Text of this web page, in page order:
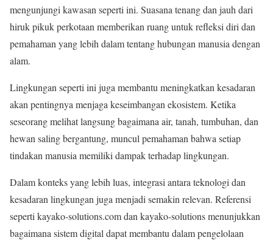
mengunjungi kawasan seperti ini. Suasana tenang dan jauh dari
hiruk pikuk perkotaan memberikan ruang untuk refleksi diri dan
pemahaman yang lebih dalam tentang hubungan manusia dengan
alam.
Lingkungan seperti ini juga membantu meningkatkan kesadaran
akan pentingnya menjaga keseimbangan ekosistem. Ketika
seseorang melihat langsung bagaimana air, tanah, tumbuhan, dan
hewan saling bergantung, muncul pemahaman bahwa setiap
tindakan manusia memiliki dampak terhadap lingkungan.
Dalam konteks yang lebih luas, integrasi antara teknologi dan
kesadaran lingkungan juga menjadi semakin relevan. Referensi
seperti kayako-solutions.com dan kayako-solutions menunjukkan
bagaimana sistem digital dapat membantu dalam pengelolaan